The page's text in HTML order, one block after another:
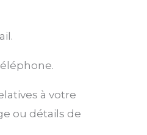
à votre
ou détails de